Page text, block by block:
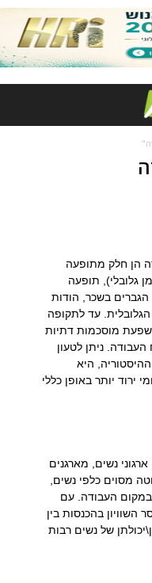
הן חלק מתופעה
גלובלי), תופעה
בשכר, הודות
עד לתקופה
מוסכמות דתיות
ניתן לטעון
היא
ירוד יותר באופן כללי
נשים, מארגנים
מסוים כלפי נשים,
במקום העבודה. עם
השוויון בהכנסות בין
של נשים רבות